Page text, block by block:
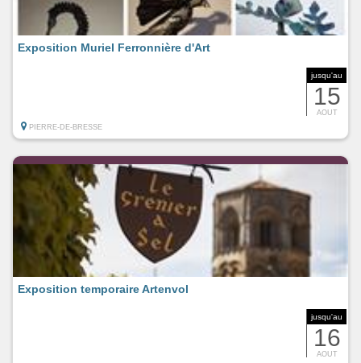
jusqu'au
15
AOUT
Exposition Muriel Ferronnière d'Art
PIERRE-DE-BRESSE
jusqu'au
16
AOUT
Exposition temporaire Artenvol